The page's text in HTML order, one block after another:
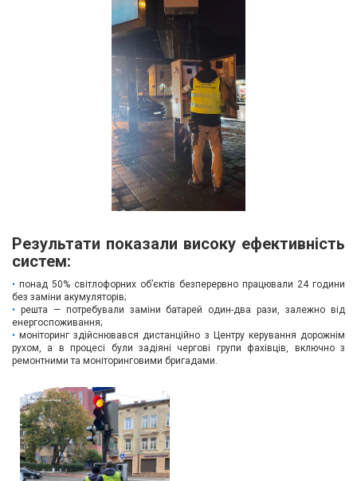
Результати показали високу ефективність
систем:
понад 50% світлофорних об’єктів безперервно працювали 24 години
без заміни акумуляторів;
решта — потребували заміни батарей один-два рази, залежно від
енергоспоживання;
моніторинг здійснювався дистанційно з Центру керування дорожнім
рухом, а в процесі були задіяні чергові групи фахівців, включно з
ремонтними та моніторинговими бригадами.